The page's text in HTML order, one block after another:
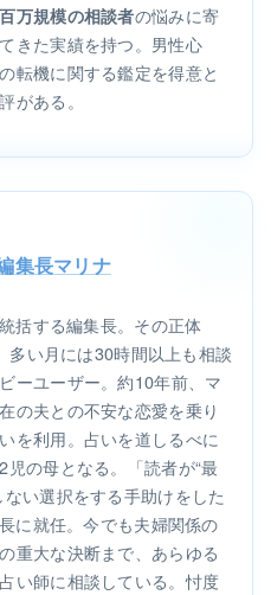
万規模の相談者の悩みに寄
きた実績を持つ。男性心
転機に関する鑑定を得意と
がある。
集長マリナ
括する編集長。その正体
い月には30時間以上も相談
ーユーザー。約10年前、マ
の夫との不安な恋愛を乗り
を利用。占いを道しるべに
の母となる。「読者が“最
い選択をする手助けをした
に就任。今でも夫婦関係の
重大な決断まで、あらゆる
い師に相談している。忖度